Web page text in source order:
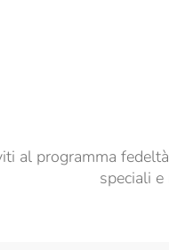
al programma fedeltà
speciali